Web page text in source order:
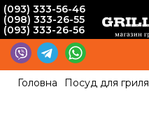
(093) 333-56-46
(098) 333-26-55
(093) 333-26-56
Головна Посуд для гриля